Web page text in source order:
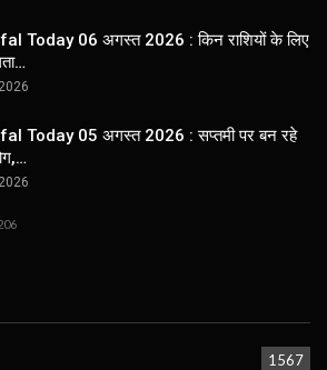
Today 06 अगस्त 2026 : किन राशियों के लिए
Today 05 अगस्त 2026 : सप्तमी पर बन रहे
1567